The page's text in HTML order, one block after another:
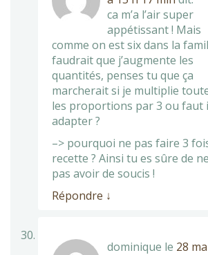
ca m’a l’air super
appétissant ! Mais
comme on est six dans la
faudrait que j’augmente les
quantités, penses tu que ça
marcherait si je multiplie
les proportions par 3 ou faut
adapter ?
–> pourquoi ne pas faire 3
recette ? Ainsi tu es sûre de ne
pas avoir de soucis !
Répondre ↓
dominique le 28